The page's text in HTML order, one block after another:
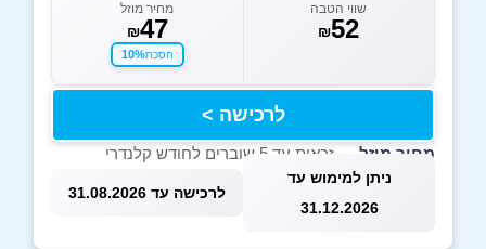
שווי הטבה
₪52
מחיר מוזל
₪47
חסכת10%
לרכישה >
מחיר מוזל — זכאות עד 5 שוברים לחודש קלנדרי
ניתן למימוש עד
31.12.2026
לרכישה עד 31.08.2026